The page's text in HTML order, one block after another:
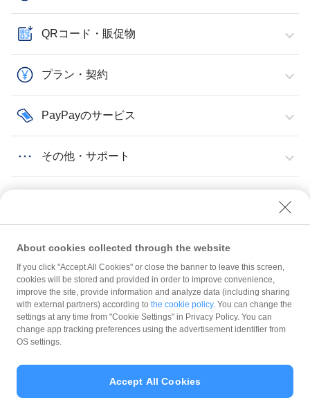
QRコード・販促物
プラン・契約
PayPayのサービス
その他・サポート
QRコード・販促物
販促物（店頭用ステッカーなど）
販促物を受け取れなかったので再送してほしい
規約
ガイドライン
About cookies collected through the website
If you click "Accept All Cookies" or close the banner to leave this screen,
cookies will be stored and provided in order to improve convenience,
improve the site, provide information and analyze data (including sharing
with external partners) according to the cookie policy. You can change the
settings at any time from "Cookie Settings" in Privacy Policy. You can
change app tracking preferences using the advertisement identifier from
OS settings.
Accept All Cookies